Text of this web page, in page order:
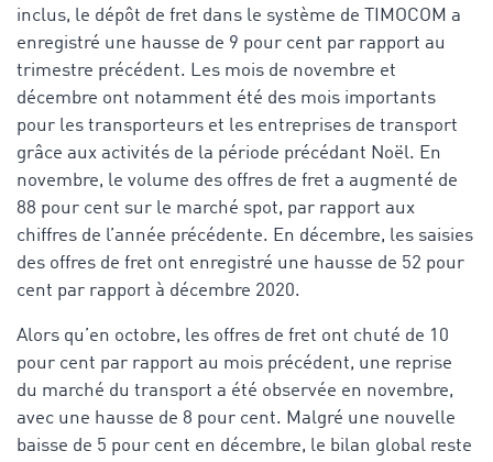
inclus, le dépôt de fret dans le système de TIMOCOM a
enregistré une hausse de 9 pour cent par rapport au
trimestre précédent. Les mois de novembre et
décembre ont notamment été des mois importants
pour les transporteurs et les entreprises de transport
grâce aux activités de la période précédant Noël. En
novembre, le volume des offres de fret a augmenté de
88 pour cent sur le marché spot, par rapport aux
chiffres de l’année précédente. En décembre, les saisies
des offres de fret ont enregistré une hausse de 52 pour
cent par rapport à décembre 2020.
Alors qu’en octobre, les offres de fret ont chuté de 10
pour cent par rapport au mois précédent, une reprise
du marché du transport a été observée en novembre,
avec une hausse de 8 pour cent. Malgré une nouvelle
baisse de 5 pour cent en décembre, le bilan global reste